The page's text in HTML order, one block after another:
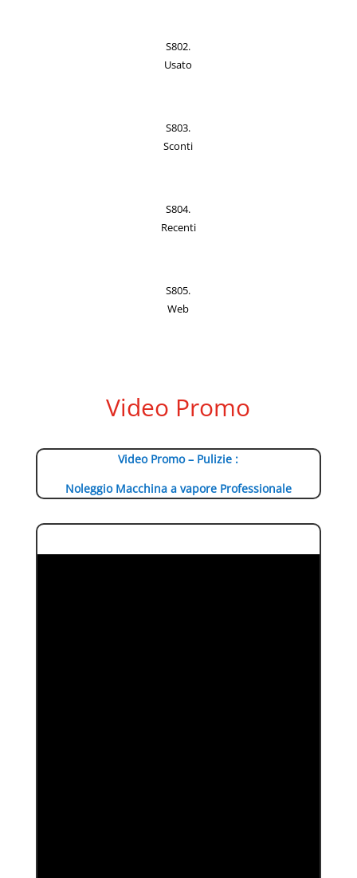
S802.
Usato
S803.
Sconti
S804.
Recenti
S805.
Web
Video Promo
Video Promo – Pulizie :
Noleggio Macchina a vapore Professionale